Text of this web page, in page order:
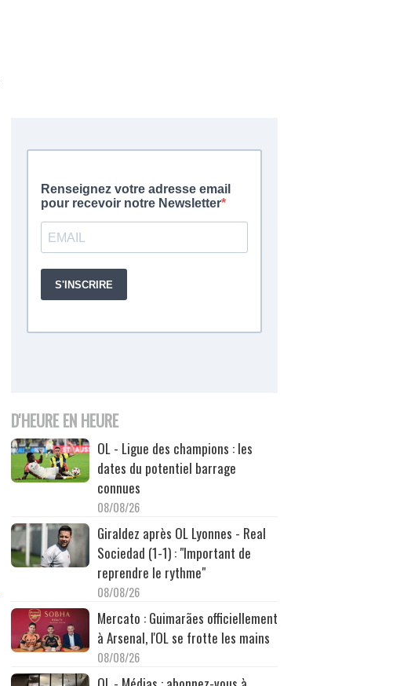
D'HEURE EN HEURE
OL - Ligue des champions : les
dates du potentiel barrage
connues
08/08/26
Giraldez après OL Lyonnes - Real
Sociedad (1-1) : "Important de
reprendre le rythme"
08/08/26
Mercato : Guimarães officiellement
à Arsenal, l'OL se frotte les mains
08/08/26